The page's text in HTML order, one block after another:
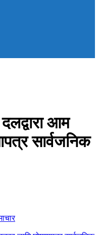
आम
सार्वजनिक